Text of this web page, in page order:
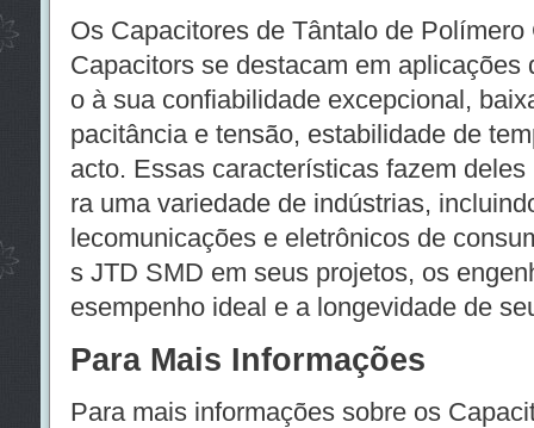
Os Capacitores de Tântalo de
Capacitors se destacam em aplicações
o à sua confiabilidade excepcional,
pacitância e tensão, estabilidade de
acto. Essas características fazem
ra uma variedade de indústrias,
lecomunicações e eletrônicos de
s JTD SMD em seus projetos, os
esempenho ideal e a longevidade de
Para Mais Informações
Para mais informações sobre os